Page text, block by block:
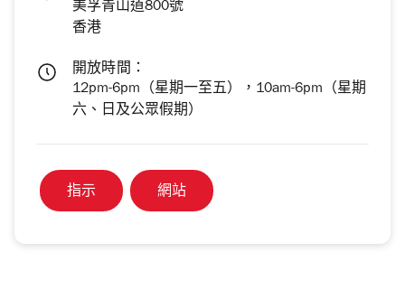
美孚青山道800號
香港
開放時間：
12pm-6pm（星期一至五），10am-6pm（星期
六、日及公眾假期）
指示 網站